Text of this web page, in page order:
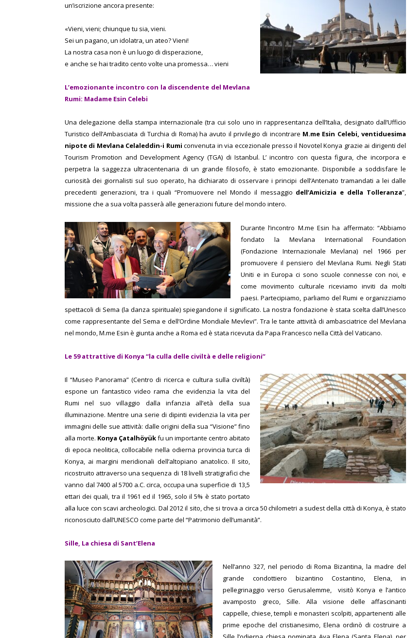
un’iscrizione ancora presente:
«Vieni, vieni; chiunque tu sia, vieni.
Sei un pagano, un idolatra, un ateo? Vieni!
La nostra casa non è un luogo di disperazione,
e anche se hai tradito cento volte una promessa… vieni
L’emozionante incontro con la discendente del Mevlana
Rumi: Madame Esin Celebi
Una delegazione della stampa internazionale (tra cui solo uno in rappresentanza dell’Italia, designato dall’Ufficio
Turistico dell’Ambasciata di Turchia di Roma) ha avuto il privilegio di incontrare M.me Esin Celebi, ventiduesima
nipote di Mevlana Celaleddin-i Rumi convenuta in via eccezionale presso il Novotel Konya grazie ai dirigenti del
Tourism Promotion and Development Agency (TGA) di Istanbul.L’ incontro con questa figura, che incorpora e
perpetra la saggezza ultracentenaria di un grande filosofo, è stato emozionante. Disponibile a soddisfare le
curiosità dei giornalisti sul suo operato, ha dichiarato di osservare i principi dell’Antenato tramandati a lei dalle
precedenti generazioni, tra i quali “Promuovere nel Mondo il messaggio dell’Amicizia e della Tolleranza”,
missione che a sua volta passerà alle generazioni future del mondo intero.
Durante l’incontro M.me Esin ha affermato: “Abbiamo
fondato la Mevlana International Foundation
(Fondazione Internazionale Mevlana) nel 1966 per
promuovere il pensiero del Mevlana Rumi. Negli Stati
Uniti e in Europa ci sono scuole connesse con noi, e
come movimento culturale riceviamo inviti da molti
paesi. Partecipiamo, parliamo del Rumi e organizziamo
spettacoli di Sema (la danza spirituale) spiegandone il significato. La nostra fondazione è stata scelta dall’Unesco
come rappresentante del Sema e dell’Ordine Mondiale Mevlevi”. Tra le tante attività di ambasciatrice del Mevlana
nel mondo, M.me Esin è giunta anche a Roma ed è stata ricevuta da Papa Francesco nella Città del Vaticano.
Le 59 attrattive di Konya “la culla delle civiltà e delle religioni”
Il “Museo Panorama” (Centro di ricerca e cultura sulla civiltà)
espone un fantastico video rama che evidenzia la vita del
Rumi nel suo villaggio dalla infanzia all’età della sua
illuminazione. Mentre una serie di dipinti evidenzia la vita per
immagini delle sue attività: dalle origini della sua “Visione” fino
alla morte. Konya Çatalhöyükfu un importante centro abitato
di epoca neolitica, collocabile nella odierna provincia turca di
Konya, ai margini meridionali dell’altopiano anatolico. Il sito,
ricostruito attraverso una sequenza di 18 livelli stratigrafici che
vanno dal 7400 al 5700 a.C. circa, occupa una superficie di 13,5
ettari dei quali, tra il 1961 ed il 1965, solo il 5% è stato portato
alla luce con scavi archeologici. Dal 2012 il sito, che si trova a circa 50 chilometri a sudest della città di Konya, è stato
riconosciuto dall’UNESCO come parte del “Patrimonio dell’umanità”.
Sille, La chiesa di Sant’Elena
Nell’anno 327, nel periodo di Roma Bizantina, la madre del
grande condottiero bizantino Costantino, Elena, in
pellegrinaggio verso Gerusalemme, visitò Konya e l’antico
avamposto greco, Sille. Alla visione delle affascinanti
cappelle, chiese, templi e monasteri scolpiti, appartenenti alle
prime epoche del cristianesimo, Elena ordinò di costruire a